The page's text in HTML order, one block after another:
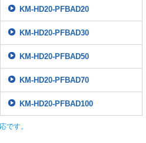
KM-HD20-PFBAD20
KM-HD20-PFBAD30
KM-HD20-PFBAD50
KM-HD20-PFBAD70
KM-HD20-PFBAD100
です。